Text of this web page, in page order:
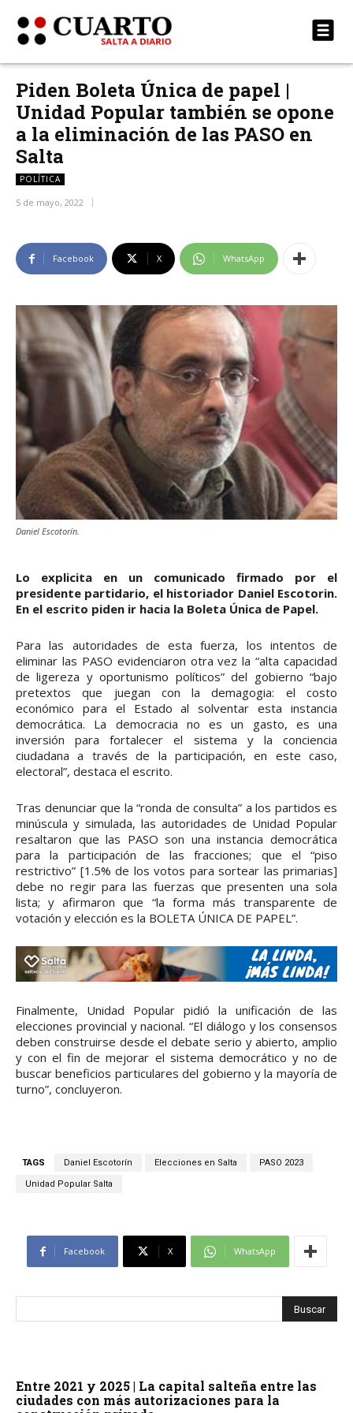
Piden Boleta Única de papel |
Unidad Popular también se opone
a la eliminación de las PASO en
Salta
POLÍTICA
5 de mayo, 2022
Facebook X WhatsApp
Daniel Escotorín.
Lo explicita en un comunicado firmado por el
presidente partidario, el historiador Daniel Escotorin.
En el escrito piden ir hacia la Boleta Única de Papel.
Para las autoridades de esta fuerza, los intentos de
eliminar las PASO evidenciaron otra vez la “alta capacidad
de ligereza y oportunismo políticos” del gobierno “bajo
pretextos que juegan con la demagogia: el costo
económico para el Estado al solventar esta instancia
democrática. La democracia no es un gasto, es una
inversión para fortalecer el sistema y la conciencia
ciudadana a través de la participación, en este caso,
electoral”, destaca el escrito.
Tras denunciar que la “ronda de consulta” a los partidos es
minúscula y simulada, las autoridades de Unidad Popular
resaltaron que las PASO son una instancia democrática
para la participación de las fracciones; que el “piso
restrictivo” [1.5% de los votos para sortear las primarias]
debe no regir para las fuerzas que presenten una sola
lista; y afirmaron que “la forma más transparente de
votación y elección es la BOLETA ÚNICA DE PAPEL”.
Finalmente, Unidad Popular pidió la unificación de las
elecciones provincial y nacional. “El diálogo y los consensos
deben construirse desde el debate serio y abierto, amplio
y con el fin de mejorar el sistema democrático y no de
buscar beneficios particulares del gobierno y la mayoría de
turno”, concluyeron.
TAGS Daniel Escotorín Elecciones en Salta PASO 2023
Unidad Popular Salta
Facebook X WhatsApp
Entre 2021 y 2025 | La capital salteña entre las
ciudades con más autorizaciones para la